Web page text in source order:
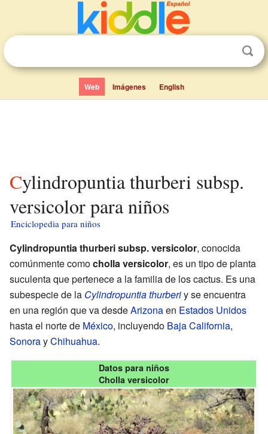
Web Imágenes English
Cylindropuntia thurberi subsp.
versicolor para niños
Enciclopedia para niños
Cylindropuntia thurberi subsp. versicolor, conocida
comúnmente comocholla versicolor, es un tipo de planta
suculenta que pertenece a la familia de los cactus. Es una
subespecie de la Cylindropuntia thurberiy se encuentra
en una región que va desdeArizonaen Estados Unidos
hasta el norte de México, incluyendo Baja California,
SonorayChihuahua.
Datos para niños
Cholla versicolor